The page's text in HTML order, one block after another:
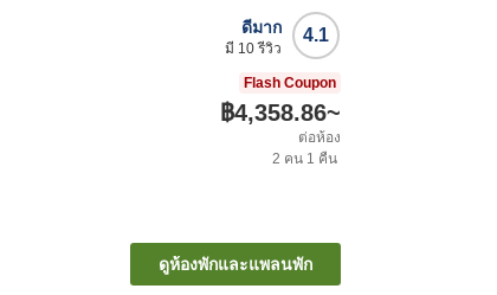
4.1
ดีมาก
มี 10รีวิว
Flash Coupon
฿4,358.86~
ต่อห้อง
2 คน 1 คืน
ดูห้องพักและแพลนพัก